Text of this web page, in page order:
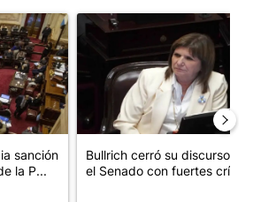
con el título "El Senado dio media
sanción
la P...
Un artículo de tendencia
Bullrich cerró su discurso en
el Senado con fuertes crí...